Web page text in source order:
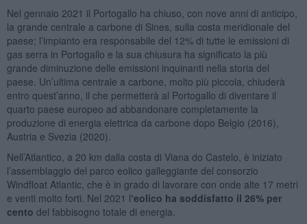
Nel gennaio 2021 il Portogallo ha chiuso, con nove anni di anticipo,
la grande centrale a carbone di Sines, sulla costa meridionale del
paese; l’impianto era responsabile del 12% di tutte le emissioni di
gas serra in Portogallo e la sua chiusura ha significato la più
grande diminuzione delle emissioni inquinanti nella storia del
paese. Un’ultima centrale a carbone, molto più piccola, chiuderà
entro quest’anno, il che permetterà al Portogallo di diventare il
quarto paese europeo ad abbandonare completamente la
produzione di energia elettrica da carbone dopo Belgio (2016),
Austria e Svezia (2020).
Nell’Atlantico, a 20 km dalla costa di Viana do Castelo, è iniziato
l’assemblaggio del parco eolico galleggiante del consorzio
Windfloat Atlantic, che è in grado di lavorare con onde alte 17 metri
e venti molto forti. Nel 2021 l‘eolico ha soddisfatto il 26% per
cento del fabbisogno totale di energia.